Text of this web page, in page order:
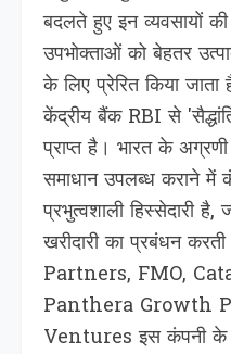
बदलते हुए इन व्यवसायों
उपभोक्ताओं को बेहतर
के लिए प्रेरित किया
केंद्रीय बैंक RBI से
प्राप्त है। भारत के
समाधान उपलब्ध कराने में
प्रभुत्वशाली हिस्सेदारी
खरीदारी का प्रबंधन
Partners, FMO,
Panthera Growth
Ventures इस कंपनी के